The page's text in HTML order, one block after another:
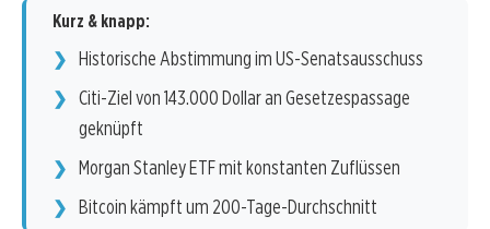
Kurz & knapp:
Historische Abstimmung im US-Senatsausschuss
Citi-Ziel von 143.000 Dollar an Gesetzespassage
geknüpft
Morgan Stanley ETF mit konstanten Zuflüssen
Bitcoin kämpft um 200-Tage-Durchschnitt